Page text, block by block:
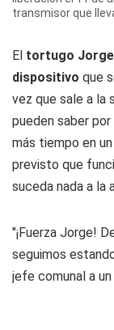
transmisor que
El tortugo Jorge
dispositivo que
vez que sale a la
pueden saber
más tiempo en
previsto que
suceda nada a la
"¡Fuerza Jorge!
seguimos
jefe comunal a